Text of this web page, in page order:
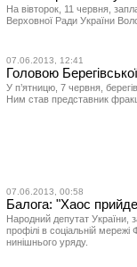
На вівторок, 11 червня,
Верховної Ради України
07.06.2013, 12:41
Головою
У п’ятницю, 7 червня,
Ним став представник
07.06.2013, 00:58
Балога: "Хаос
Народний депутат України,
профілі в соціальній мережі
нинішнього уряду.